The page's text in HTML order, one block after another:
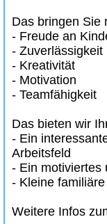
Das bringen Sie
- Freude an
- Zuverlässigkeit
- Kreativität
- Motivation
- Teamfähigkeit
Das bieten wir
- Ein
Arbeitsfeld
- Ein motiviertes
- Kleine
Weitere Infos